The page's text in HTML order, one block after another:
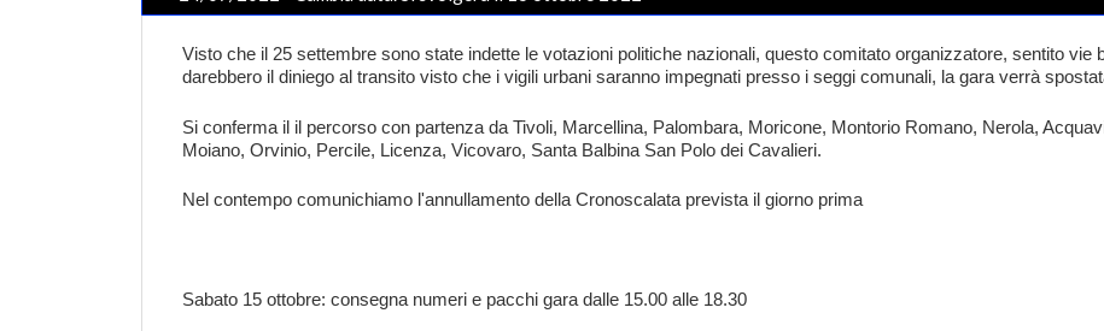
Visto che il 25 settembre sono state indette le votazioni politiche nazionali, questo comitato organizzatore, sentito vie
darebbero il diniego al transito visto che i vigili urbani saranno impegnati presso i seggi comunali, la gara verrà
Si conferma il il percorso con partenza da Tivoli, Marcellina, Palombara, Moricone, Montorio Romano, Nerola,
Moiano, Orvinio, Percile, Licenza, Vicovaro, Santa Balbina San Polo dei Cavalieri.
Nel contempo comunichiamo l'annullamento della Cronoscalata prevista il giorno prima
Sabato 15 ottobre: consegna numeri e pacchi gara dalle 15.00 alle 18.30